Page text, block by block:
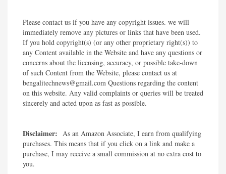
Please contact us if you have any copyright issues. we will
immediately remove any pictures or links that have been used.
If you hold copyright(s) (or any other proprietary right(s)) to
any Content available in the Website and have any questions or
concerns about the licensing, accuracy, or possible take-down
of such Content from the Website, please contact us at
bengalitechnews@gmail.com Questions regarding the content
on this website. Any valid complaints or queries will be treated
sincerely and acted upon as fast as possible.​
Disclaimer: As an Amazon Associate, I earn from qualifying
purchases. This means that if you click on a link and make a
purchase, I may receive a small commission at no extra cost to
you.